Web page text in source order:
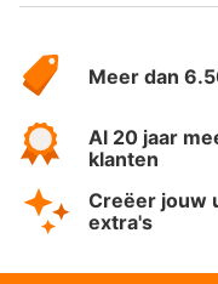
HotelSpecials
Meer dan
Al 20 jaar
klanten
Creëer jouw
extra's